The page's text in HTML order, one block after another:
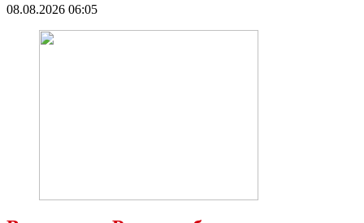
08.08.2026 06:05